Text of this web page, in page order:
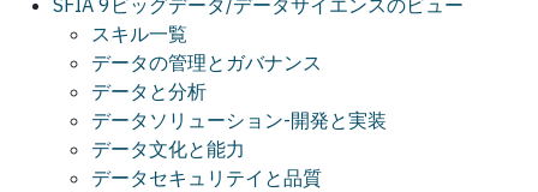
スキル一覧
データの管理とガバナンス
データと分析
データソリューション-開発と実装
データ文化と能力
データセキュリテイと品質